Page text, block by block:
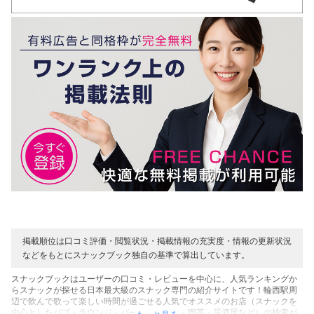
掲載順位は口コミ評価・閲覧状況・掲載情報の充実度・情報の更新状況
などをもとにスナックブック独自の基準で算出しています。
スナックブックはユーザーの口コミ・レビューを中心に、人気ランキングか
らスナックが探せる日本最大級のスナック専門の紹介サイトです！輪西駅周
辺で飲んで歌って楽しい時間が過ごせる人気でオススメのお店（スナックを